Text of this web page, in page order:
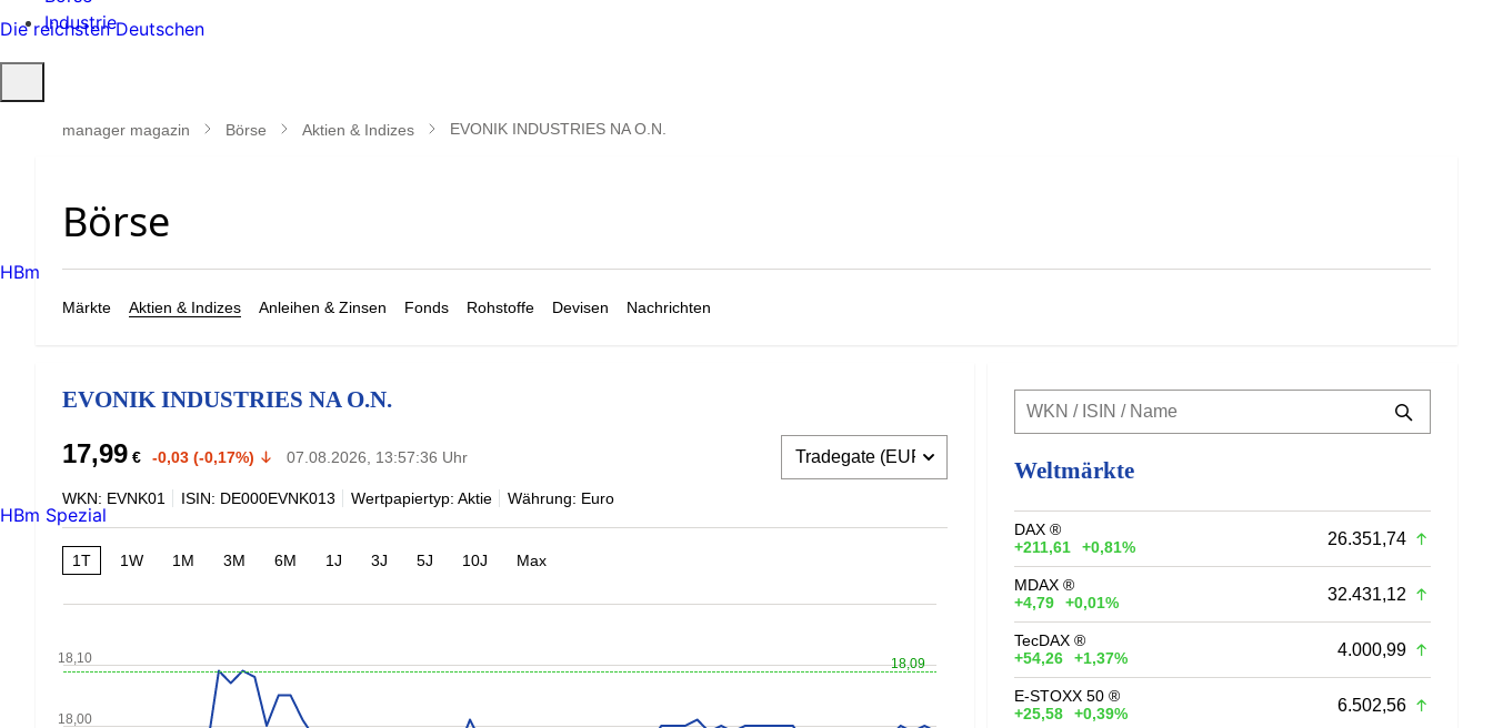
Industrie
öffnen
manager magazin Börse Aktien & Indizes EVONIK INDUSTRIES NA O.N.
Märkte Aktien & Indizes Anleihen & Zinsen Fonds Rohstoffe Devisen Nachrichten
EVONIK INDUSTRIES NA O.N.
17,99 € -0,03 (-0,17%) 07.08.2026, 13:57:36 Uhr
WKN: EVNK01 ISIN: DE000EVNK013 Wertpapiertyp: Aktie Währung: Euro
1T 1W 1M 3M 6M 1J 3J 5J 10J Max
18,09
18,00
18,10
Weltmärkte
DAX ®
+211,61
+0,81% 26.351,74
MDAX ®
+4,79
+0,01% 32.431,12
TecDAX ®
+54,26
+1,37% 4.000,99
E-STOXX 50 ®
+25,58
+0,39% 6.502,56
Die reichsten Deutschen
HBm
HBm Spezial